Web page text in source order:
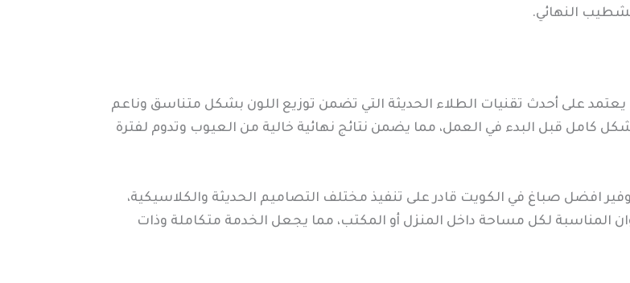
النهائي.
يعتمد على أحدث تقنيات الطلاء الحديثة التي تضمن توزيع اللون بشكل متناسق وناعم
كامل قبل البدء في العمل، مما يضمن نتائج نهائية خالية من العيوب وتدوم لفترة
افضل صباغ في الكويت قادر على تنفيذ مختلف التصاميم الحديثة والكلاسيكية،
المناسبة لكل مساحة داخل المنزل أو المكتب، مما يجعل الخدمة متكاملة وذات